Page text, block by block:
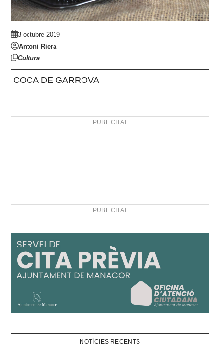
3 octubre 2019
Antoni Riera
Cultura
COCA DE GARROVA
PUBLICITAT
PUBLICITAT
NOTÍCIES RECENTS